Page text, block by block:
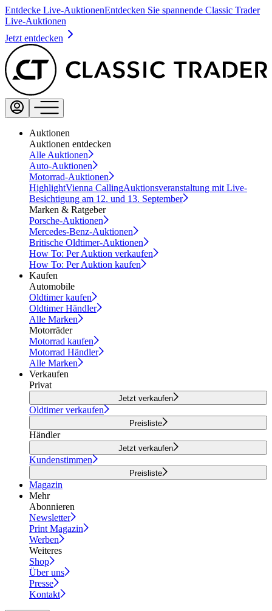
Entdecke Live-AuktionenEntdecken Sie spannende Classic Trader
Live-Auktionen
Jetzt entdecken
Auktionen
Auktionen entdecken
Alle Auktionen
Auto-Auktionen
Motorrad-Auktionen
HighlightVienna CallingAuktionsveranstaltung mit Live-
Besichtigung am 12. und 13. September
Marken & Ratgeber
Porsche-Auktionen
Mercedes-Benz-Auktionen
Britische Oldtimer-Auktionen
How To: Per Auktion verkaufen
How To: Per Auktion kaufen
Kaufen
Automobile
Oldtimer kaufen
Oldtimer Händler
Alle Marken
Motorräder
Motorrad kaufen
Motorrad Händler
Alle Marken
Verkaufen
Privat
Jetzt verkaufen
Oldtimer verkaufen
Preisliste
Händler
Jetzt verkaufen
Kundenstimmen
Preisliste
Magazin
Mehr
Abonnieren
Newsletter
Print Magazin
Werben
Weiteres
Shop
Über uns
Presse
Kontakt